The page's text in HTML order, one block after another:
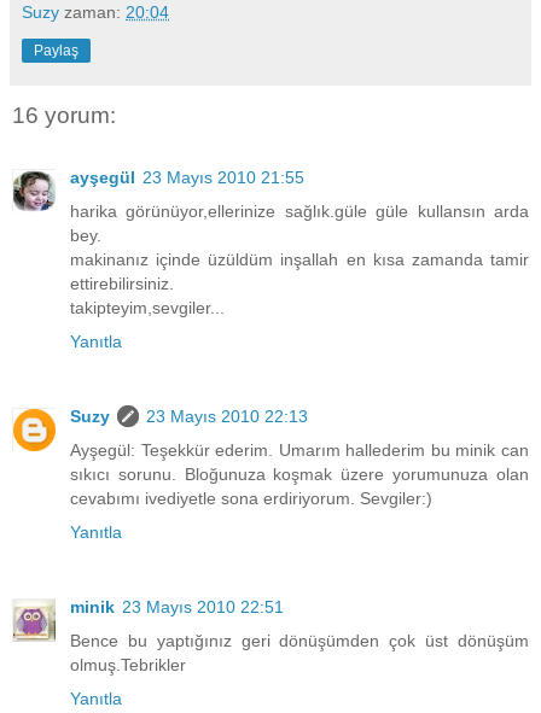
Suzy zaman: 20:04
Paylaş
16 yorum:
ayşegül 23 Mayıs 2010 21:55
harika görünüyor,ellerinize sağlık.güle güle kullansın arda
bey.
makinanız içinde üzüldüm inşallah en kısa zamanda tamir
ettirebilirsiniz.
takipteyim,sevgiler...
Yanıtla
Suzy
23 Mayıs 2010 22:13
Ayşegül: Teşekkür ederim. Umarım hallederim bu minik can
sıkıcı sorunu. Bloğunuza koşmak üzere yorumunuza olan
cevabımı ivediyetle sona erdiriyorum. Sevgiler:)
Yanıtla
minik 23 Mayıs 2010 22:51
Bence bu yaptığınız geri dönüşümden çok üst dönüşüm
olmuş.Tebrikler
Yanıtla